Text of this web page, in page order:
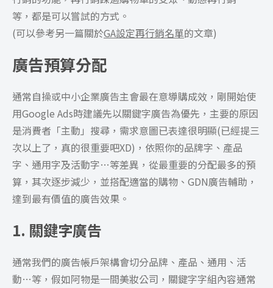
等，都是可以嘗試的方式。
(可以參考另一篇關於GA設定再行銷名單的文章)
廣告預算分配
通常自操或中小企業廣告主會最在意導購成效，剛開始使
用Google Ads時建議先以關鍵字廣告為優先，主要的原因
是消費者「主動」搜尋，需求意圖已表達很明顯(已經提三
次以上了，真的很重要吧XD)，依照你的品牌字、產品
字、通用字及活動字…等差異，從最重要的分配最多的預
算，其次逐步減少，並搭配適當的購物、GDN廣告輔助，
達到最有價值的廣告效果。
1. 關鍵字廣告
通常我們的廣告帳戶架構會切分品牌、產品、通用、活
動…等，假如阿物是一間美妝公司，關鍵字字組內容通常